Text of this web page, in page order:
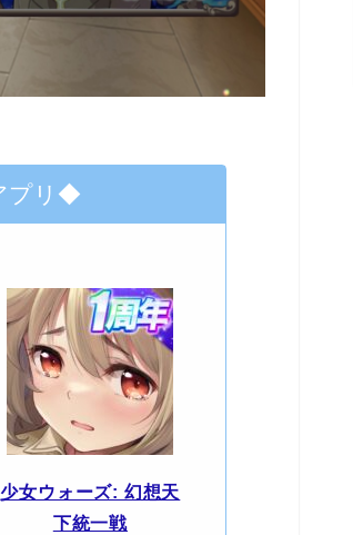
プリ◆
少女ウォーズ: 幻想天
下統一戦